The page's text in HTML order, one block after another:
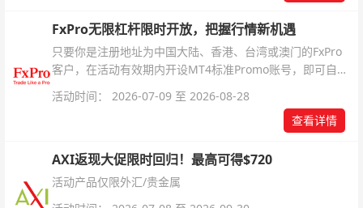
FxPro无限杠杆限时开放，把握行情新机遇
只要你是注册地址为中国大陆、香港、台湾或澳门的FxPro
客户，在活动有效期内开设MT4标准Promo账号，即可自动
活动时间： 2026-07-09 至 2026-08-28
查看详情
AXI返现大促限时回归！最高可得$720
活动产品仅限外汇/贵金属